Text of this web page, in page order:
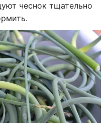
чеснок тщательно